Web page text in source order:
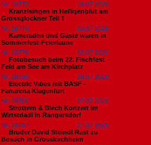
Nr. 18772
19.07.2026
Kranzlsingen in Heiligenblut am
Grossglockner Teil 1
Nr. 18771
19.07.2026
Kameraden und Gäste waren in
Sommerfest-Feierlaune
Nr. 18770
18.07.2026
Fotobesuch beim 22. Fischfest
Feld am See am Kirchplatz
Nr. 18769
18.07.2026
Electric Vibes mit BASF -
Fanarena Klagenfurt
Nr. 18768
17.07.2026
Strottern & Blech Konzert im
Wirtstdadl in Rangersdorf
Nr. 18767
17.07.2026
Bruder David Steindl Rast zu
Besuch in Grosskirchheim